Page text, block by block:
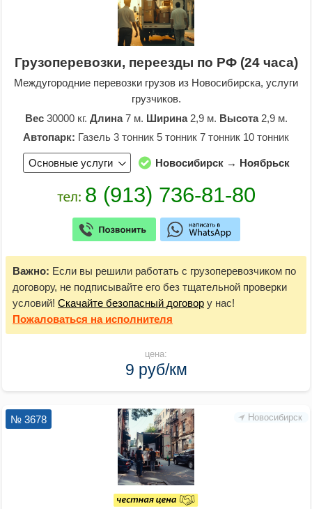
Грузоперевозки, переезды по РФ (24 часа)
Междугородние перевозки грузов из Новосибирска, услуги
грузчиков.
Вес30000 кг. Длина7 м. Ширина2,9 м. Высота2,9 м.
Автопарк: Газель 3 тонник 5 тонник 7 тонник 10 тонник
Основные услуги Новосибирск → Ноябрьск
Важно: Если вы решили работать с грузоперевозчиком по
договору, не подписывайте его без тщательной проверки
условий! Скачайте безопасный договор у нас!
Пожаловаться на исполнителя
цена:
9 руб/км
Новосибирск
№ 3678